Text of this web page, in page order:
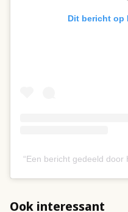
Dit bericht op
Een bericht gedeeld door
Ook interessant